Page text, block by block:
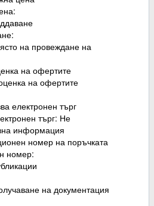
на провеждане на
на офертите
на офертите
електронен търг
търг: Не
информация
номер на поръчката
номер:
на документация